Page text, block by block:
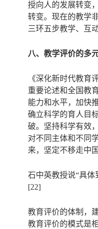
授向人的发展转变
转变。现在的教学
三环五步教学、互
八、教学评价的多
《深化新时代教育
重要论述和全国教
能力和水平，加快
确立科学的育人目
破。坚持科学有效
对不同主体和不同
来，坚定不移走中
石中英教授说“具
[22]
教育评价的体制，
教育评价的模式是